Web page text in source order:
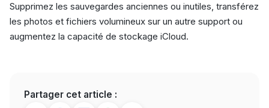
Supprimez les sauvegardes anciennes ou inutiles, transférez
les photos et fichiers volumineux sur un autre support ou
augmentez la capacité de stockage iCloud.
Partager cet article :